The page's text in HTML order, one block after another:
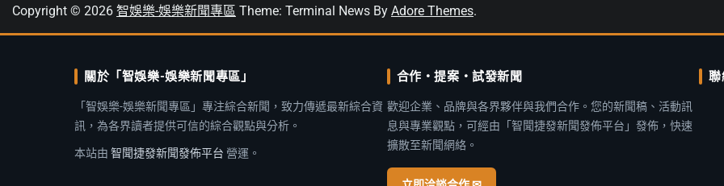
Copyright © 2026 智娛樂-娛樂新聞專區 Theme: Terminal News By Adore Themes.
關於「智娛樂-娛樂新聞專區」
「智娛樂-娛樂新聞專區」專注綜合新聞，致力傳遞最新綜合資
訊，為各界讀者提供可信的綜合觀點與分析。
本站由 智聞捷發新聞發佈平台 營運。
合作・提案・試發新聞
歡迎企業、品牌與各界夥伴與我們合作。您的新聞稿、活動訊
息與專業觀點，可經由「智聞捷發新聞發佈平台」發佈，快速
擴散至新聞網絡。
聯